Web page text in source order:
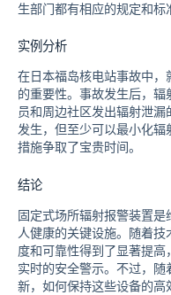
生部门都有相应的规定和标
实例分析
在日本福岛核电站事故中，
的重要性。事故发生后，
员和周边社区发出辐射泄
发生，但至少可以最小化
措施争取了宝贵时间。
结论
固定式场所辐射报警装置
人健康的关键设施。随着
度和可靠性得到了显著提
实时的安全警示。不过，
新，如何保持这些设备的